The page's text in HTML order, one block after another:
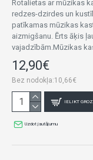
Rotalietas ar mūzikas
redzes-dzirdes un
patīkamas mūzikas
aizmigšanu. Ērts āķis
vajadzībām.Mūzikas
12,90€
Bez nodokļa:10,66€
IELIKT
Uzdot jautājumu